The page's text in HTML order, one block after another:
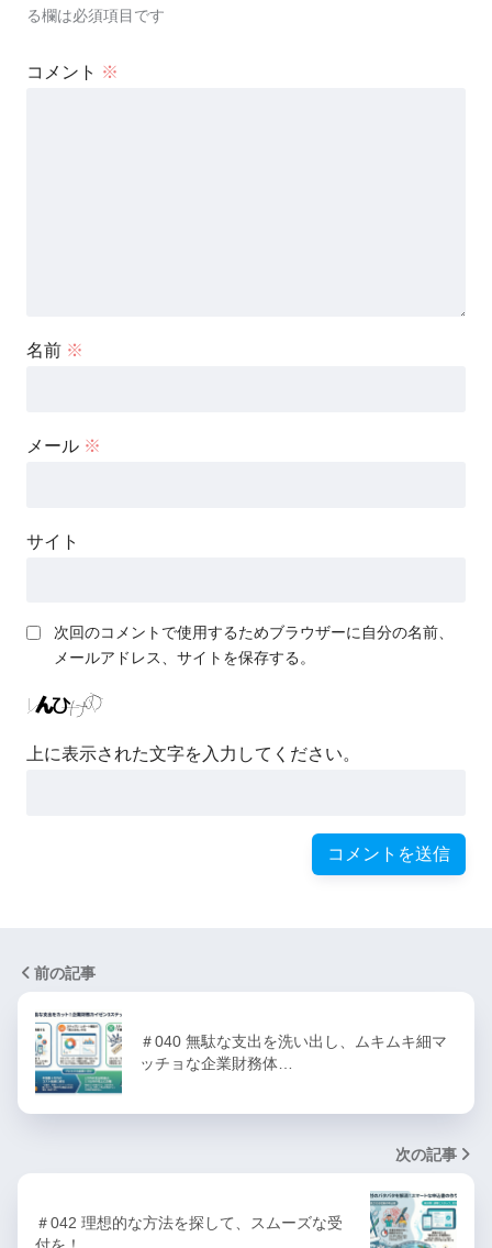
る欄は必須項目です
コメント ※
名前 ※
メール ※
サイト
次回のコメントで使用するためブラウザーに自分の名前、
メールアドレス、サイトを保存する。
上に表示された文字を入力してください。
前の記事
＃040 無駄な支出を洗い出し、ムキムキ細マ
ッチョな企業財務体…
次の記事
＃042 理想的な方法を探して、スムーズな受
付を！